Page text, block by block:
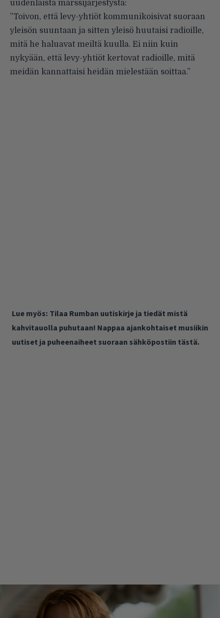
uudenlaista marssijärjestystä:
”Toivon, että levy-yhtiöt kommunikoisivat suoraan
yleisön suuntaan ja sitten yleisö huutaisi radioille,
mitä he haluavat meiltä kuulla. Ei niin kuin
nykyään, että levy-yhtiöt kertovat radioille, mitä
meidän kannattaisi heidän mielestään soittaa.”
Lue myös: Tilaa Rumban uutiskirje ja tiedät mistä
kahvitauolla puhutaan! Nappaa ajankohtaiset musiikin
uutiset ja puheenaiheet suoraan sähköpostiin tästä.